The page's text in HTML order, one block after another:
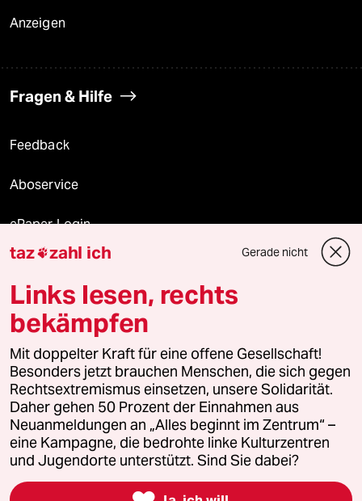
Anzeigen
Fragen & Hilfe
Feedback
Aboservice
ePaper Login
Downloads für Abonnierende
© 2026 taz Verlags und Vertriebs GmbH
Alle Rechte vorbehalten. Bei rechtlichen Fragen oder für Genehmigungen
wenden Sie sich bitte an
lizenzen@taz.de
Feedback Redaktionsstatut Kommune-Richtlinien
Leitlinie Informant Datenschutz Impressum AGB
Seitenwende Einwilligungen widerrufen (Ads)
taz zahl ich Gerade nicht
Links lesen, rechts
bekämpfen
Mit doppelter Kraft für eine offene Gesellschaft!
Besonders jetzt brauchen Menschen, die sich gegen
Rechtsextremismus einsetzen, unsere Solidarität.
Daher gehen 50 Prozent der Einnahmen aus
Neuanmeldungen an „Alles beginnt im Zentrum“ –
eine Kampagne, die bedrohte linke Kulturzentren
und Jugendorte unterstützt. Sind Sie dabei?